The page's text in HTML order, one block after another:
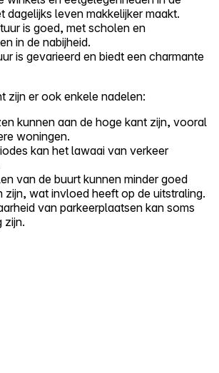
dagelijks leven makkelijker maakt.
is goed, met scholen en
in de nabijheid.
is gevarieerd en biedt een charmante
zijn er ook enkele nadelen:
kunnen aan de hoge kant zijn, vooral
woningen.
kan het lawaai van verkeer
van de buurt kunnen minder goed
zijn, wat invloed heeft op de uitstraling.
van parkeerplaatsen kan soms
zijn.